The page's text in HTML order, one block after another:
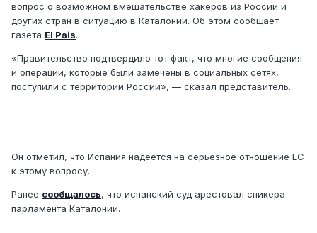
вопрос о возможном вмешательстве хакеров из России и
других стран в ситуацию в Каталонии. Об этом сообщает
газета El Pais.
«Правительство подтвердило тот факт, что многие сообщения
и операции, которые были замечены в социальных сетях,
поступили с территории России», — сказал представитель.
Он отметил, что Испания надеется на серьезное отношение ЕС
к этому вопросу.
Ранее сообщалось, что испанский суд арестовал спикера
парламента Каталонии.